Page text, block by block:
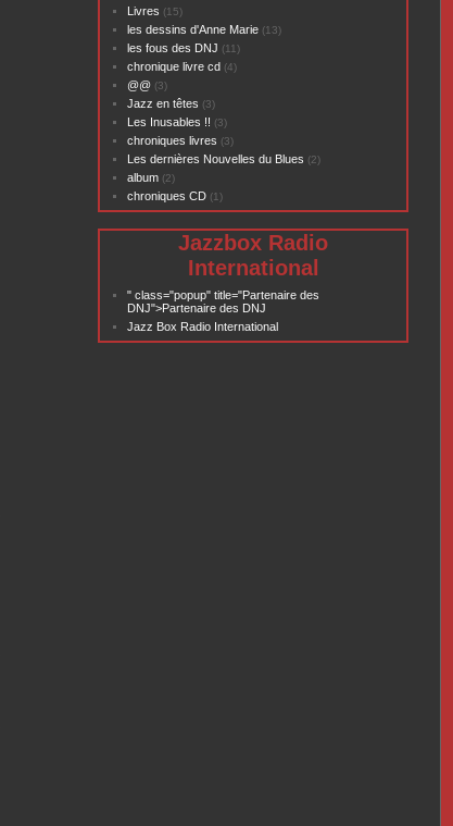
Livres (15)
les dessins d'Anne Marie (13)
les fous des DNJ (11)
chronique livre cd (4)
@@ (3)
Jazz en têtes (3)
Les Inusables !! (3)
chroniques livres (3)
Les dernières Nouvelles du Blues (2)
album (2)
chroniques CD (1)
Jazzbox Radio
International
" class="popup" title="Partenaire des
DNJ">Partenaire des DNJ
Jazz Box Radio International